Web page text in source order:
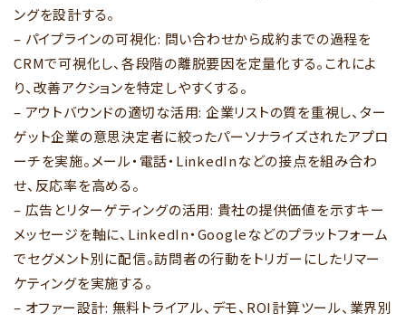
ングを設計する。
– パイプラインの可視化: 問い合わせから成約までの過程を
CRMで可視化し、各段階の離脱要因を定量化する。これによ
り、改善アクションを特定しやすくする。
– アウトバウンドの適切な活用: 企業リストの質を重視し、ター
ゲット企業の意思決定者に絞ったパーソナライズされたアプロ
ーチを実施。メール・電話・LinkedInなどの接点を組み合わ
せ、反応率を高める。
– 広告とリターゲティングの活用: 貴社の提供価値を示すキー
メッセージを軸に、LinkedIn・Googleなどのプラットフォーム
でセグメント別に配信。訪問者の行動をトリガーにしたリマー
ケティングを実施する。
– オファー設計: 無料トライアル、デモ、ROI計算ツール、業界別